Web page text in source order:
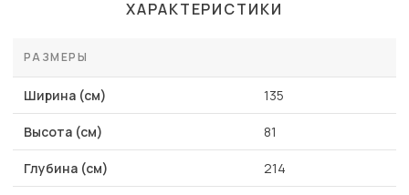
ХАРАКТЕРИСТИКИ
РАЗМЕРЫ
Ширина (см) 135
Высота (см) 81
Глубина (см) 214